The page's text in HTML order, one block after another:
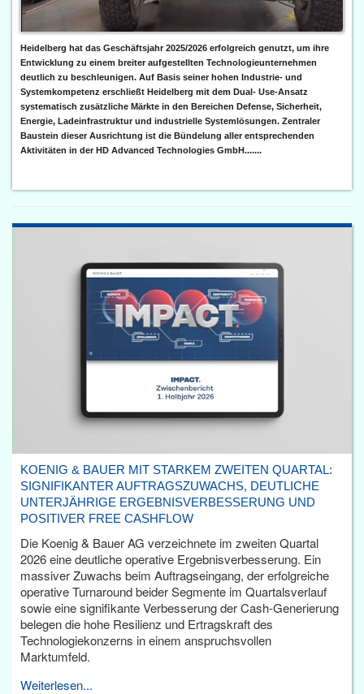
Heidelberg hat das Geschäftsjahr 2025/2026 erfolgreich genutzt, um ihre
Entwicklung zu einem breiter aufgestellten Technologieunternehmen
deutlich zu beschleunigen. Auf Basis seiner hohen Industrie- und
Systemkompetenz erschließt Heidelberg mit dem Dual- Use-Ansatz
systematisch zusätzliche Märkte in den Bereichen Defense, Sicherheit,
Energie, Ladeinfrastruktur und industrielle Systemlösungen. Zentraler
Baustein dieser Ausrichtung ist die Bündelung aller entsprechenden
Aktivitäten in der HD Advanced Technologies GmbH.......
KOENIG & BAUER MIT STARKEM ZWEITEN QUARTAL:
SIGNIFIKANTER AUFTRAGSZUWACHS, DEUTLICHE
UNTERJÄHRIGE ERGEBNISVERBESSERUNG UND
POSITIVER FREE CASHFLOW
Die Koenig & Bauer AG verzeichnete im zweiten Quartal
2026 eine deutliche operative Ergebnisverbesserung. Ein
massiver Zuwachs beim Auftragseingang, der erfolgreiche
operative Turnaround beider Segmente im Quartalsverlauf
sowie eine signifikante Verbesserung der Cash-Generierung
belegen die hohe Resilienz und Ertragskraft des
Technologiekonzerns in einem anspruchsvollen
Marktumfeld.
Weiterlesen...